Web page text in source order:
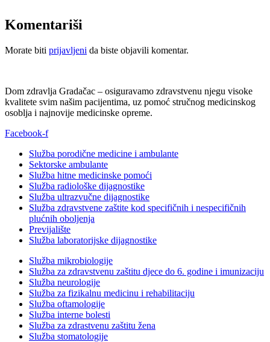
Komentariši
Morate biti prijavljeni da biste objavili komentar.
Dom zdravlja Gradačac – osiguravamo zdravstvenu njegu visoke
kvalitete svim našim pacijentima, uz pomoć stručnog medicinskog
osoblja i najnovije medicinske opreme.
Facebook-f
Služba porodične medicine i ambulante
Sektorske ambulante
Služba hitne medicinske pomoći
Služba radiološke dijagnostike
Služba ultrazvučne dijagnostike
Služba zdravstvene zaštite kod specifičnih i nespecifičnih
plućnih oboljenja
Previjalište
Služba laboratorijske dijagnostike
Služba mikrobiologije
Služba za zdravstvenu zaštitu djece do 6. godine i imunizaciju
Služba neurologije
Služba za fizikalnu medicinu i rehabilitaciju
Služba oftamologije
Služba interne bolesti
Služba za zdrastvenu zaštitu žena
Služba stomatologije